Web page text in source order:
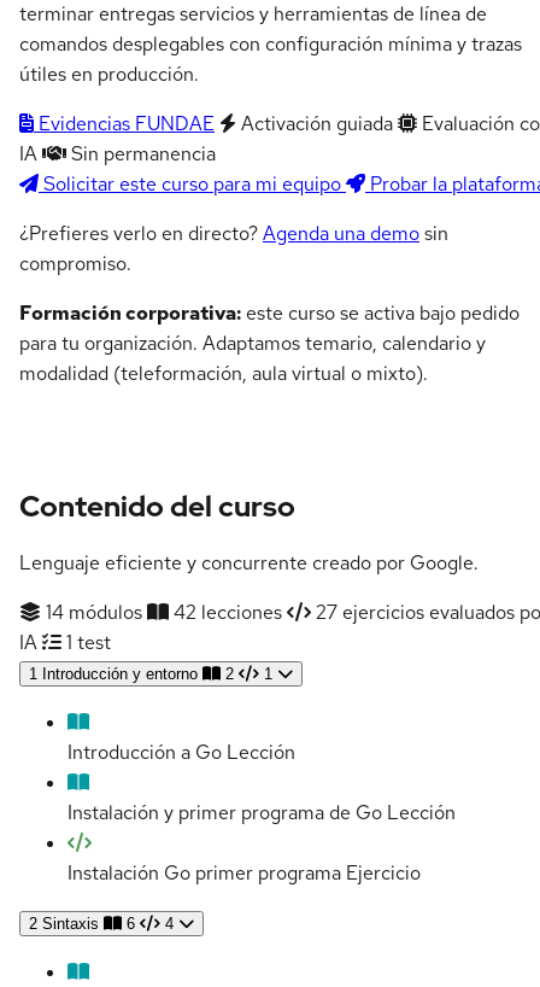
terminar entregas servicios y herramientas de línea de
comandos desplegables con configuración mínima y trazas
útiles en producción.
Evidencias FUNDAE
Activación guiada
Evaluación
IA
Sin permanencia
Solicitar este curso para mi equipo
Probar la
¿Prefieres verlo en directo?Agenda una demosin
compromiso.
Formación corporativa: este curso se activa bajo pedido
para tu organización. Adaptamos temario, calendario y
modalidad (teleformación, aula virtual o mixto).
Contenido del curso
Lenguaje eficiente y concurrente creado por Google.
14 módulos
42 lecciones
27 ejercicios evaluados
IA
1 test
1 Introducción y entorno 2 1
Introducción a Go Lección
Instalación y primer programa de Go Lección
Instalación Go primer programa Ejercicio
2 Sintaxis 6 4